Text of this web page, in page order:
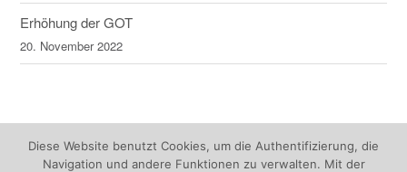
Erhöhung der GOT
20. November 2022
Diese Website benutzt Cookies, um die Authentifizierung, die
Navigation und andere Funktionen zu verwalten. Mit der